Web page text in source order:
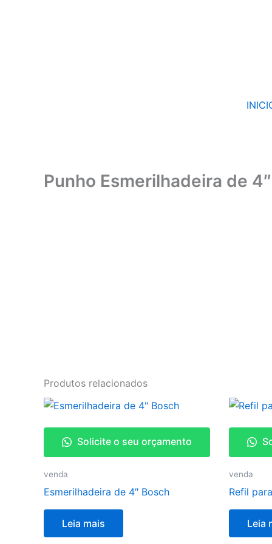
Punho Esmerilhadeira de
Produtos relacionados
Solicite o seu orçamento
venda
Esmerilhadeira de 4″ Bosch
Leia mais
venda
Refil
Leia